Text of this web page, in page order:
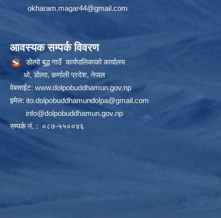
okharam.magar44@gmail.com
आवस्यक सम्पर्क विवरण
डोल्पो बुद्ध गाउँ कार्यपालिकाको कार्यालय
धो, डोल्पा, कर्णाली प्रदेश, नेपाल
वेबसाईट: www.dolpobuddhamun.gov.np
इमेल: ito.dolpobuddhamundolpa@gmail.com
info@dolpobuddhamun.gov.np
सम्पर्क नं. : ०८७-५५००४६